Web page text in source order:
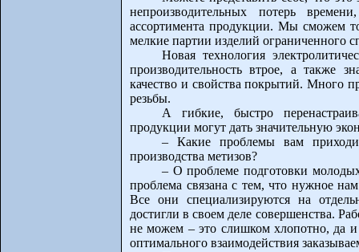
непроизводительных потерь
ассортимента продукции. Мы сможем
мелкие партии изделий ограниченного
Новая технология
производительность втрое, а также
качество и свойства покрытий. Много
резьбы.
А гибкие, быстро
продукции могут дать значительную
– Какие проблемы вам
производства метизов?
– О проблеме подготовки
проблема связана с тем, что нужное
Все они специализируются на
достигли в своем деле совершенства.
не можем – это слишком хлопотно, да
оптимального взаимодействия